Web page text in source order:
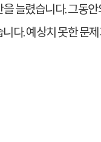
늘렸습니다. 그동
다. 예상치 못한 문